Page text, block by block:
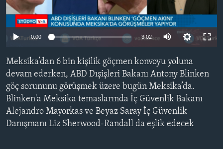
HAYATTAN
SANAT
BIZI TAKIP EDIN
Diller
0:00 3:02
Meksika’dan 6 bin kişilik göçmen konvoyu yoluna
devam ederken, ABD Dışişleri Bakanı Antony Blinken
göç sorununu görüşmek üzere bugün Meksika’da.
Blinken'a Meksika temaslarında İç Güvenlik Bakanı
Alejandro Mayorkas ve Beyaz Saray İç Güvenlik
Danışmanı Liz Sherwood-Randall da eşlik edecek